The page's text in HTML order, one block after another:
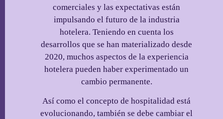
comerciales y las expectativas están
impulsando el futuro de la industria
hotelera. Teniendo en cuenta los
desarrollos que se han materializado desde
2020, muchos aspectos de la experiencia
hotelera pueden haber experimentado un
cambio permanente.
Así como el concepto de hospitalidad está
evolucionando, también se debe cambiar el